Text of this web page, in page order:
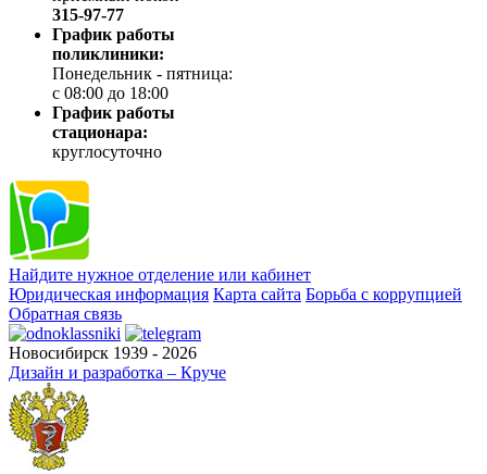
315-97-77
График работы
поликлиники:
Понедельник - пятница:
с 08:00 до 18:00
График работы
стационара:
круглосуточно
Найдите нужное отделение или кабинет
Юридическая информация Карта сайта Борьба с коррупцией
Обратная связь
Новосибирск 1939 - 2026
Дизайн и разработка – Круче